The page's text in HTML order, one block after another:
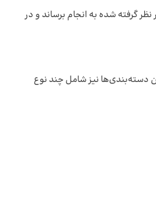
گرفته شده به انجام برساند و در
دسته‌بندی‌ها نیز شامل چند نوع